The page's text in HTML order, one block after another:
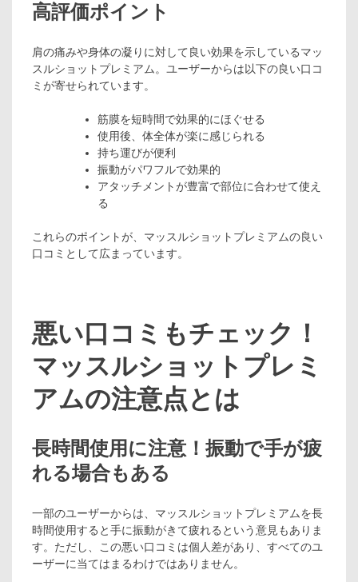
高評価ポイント
肩の痛みや身体の凝りに対して良い効果を示しているマッ
スルショットプレミアム。ユーザーからは以下の良い口コ
ミが寄せられています。
筋膜を短時間で効果的にほぐせる
使用後、体全体が楽に感じられる
持ち運びが便利
振動がパワフルで効果的
アタッチメントが豊富で部位に合わせて使え
る
これらのポイントが、マッスルショットプレミアムの良い
口コミとして広まっています。
悪い口コミもチェック！
マッスルショットプレミ
アムの注意点とは
長時間使用に注意！振動で手が疲
れる場合もある
一部のユーザーからは、マッスルショットプレミアムを長
時間使用すると手に振動がきて疲れるという意見もありま
す。ただし、この悪い口コミは個人差があり、すべてのユ
ーザーに当てはまるわけではありません。